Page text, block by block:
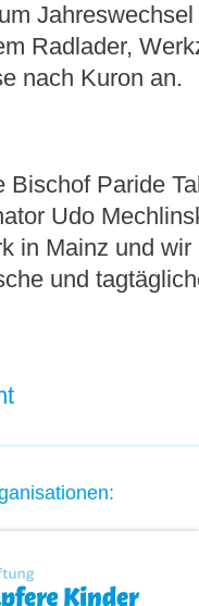
Radlader,
nach Kuron an.
Bischof Paride
Udo
in Mainz und
und